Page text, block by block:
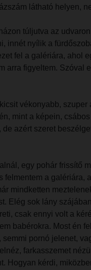
látható helyen,
túljutva az
innét nyílik a
fel a galériára, ahol
arra figyeltem. Szóval
vékonyabb,
mint a képein,
azért szeret
egy pohár frissítő
a galériára,
mindketten
Elég sok lány
csak ennyi volt a
babérokra. Most én
pornó jelenet,
farkasszemet
Hogyan kérdi,